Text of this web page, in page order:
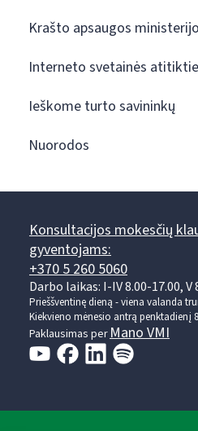
Krašto apsaugos
Interneto svetainės
Ieškome turto savininkų
Nuorodos
Konsultacijos mokesčių
gyventojams:
+370 5 260 5060
Darbo laikas: I-IV 8.00-17.00, V
Prieššventinę dieną - viena valanda
Kiekvieno mėnesio antrą penktadienį
Paklausimas per Mano VMI